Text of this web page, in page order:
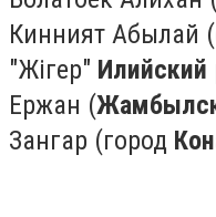
Кинният Абылай
"Жігер" Илийский
Ержан (
Зангар (город